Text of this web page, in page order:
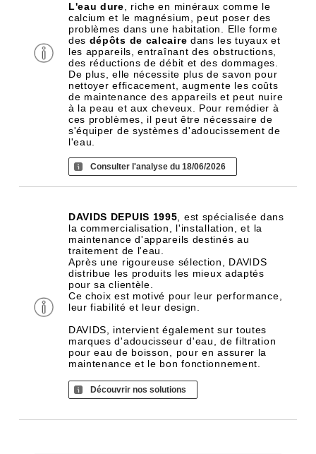
L'eau dure , riche en minéraux comme le
calcium et le magnésium, peut poser des
problèmes dans une habitation. Elle forme
des dépôts de calcaire dans les tuyaux et
les appareils, entraînant des obstructions,
des réductions de débit et des dommages.
De plus, elle nécessite plus de savon pour
nettoyer efficacement, augmente les coûts
de maintenance des appareils et peut nuire
à la peau et aux cheveux. Pour remédier à
ces problèmes, il peut être nécessaire de
s'équiper de systèmes d'adoucissement de
l'eau.
Consulter l'analyse du 18/06/2026
DAVIDS DEPUIS 1995 , est spécialisée dans
la commercialisation, l'installation, et la
maintenance d'appareils destinés au
traitement de l'eau.
Après une rigoureuse sélection, DAVIDS
distribue les produits les mieux adaptés
pour sa clientèle.
Ce choix est motivé pour leur performance,
leur fiabilité et leur design.
DAVIDS, intervient également sur toutes
marques d'adoucisseur d'eau, de filtration
pour eau de boisson, pour en assurer la
maintenance et le bon fonctionnement.
Découvrir nos solutions